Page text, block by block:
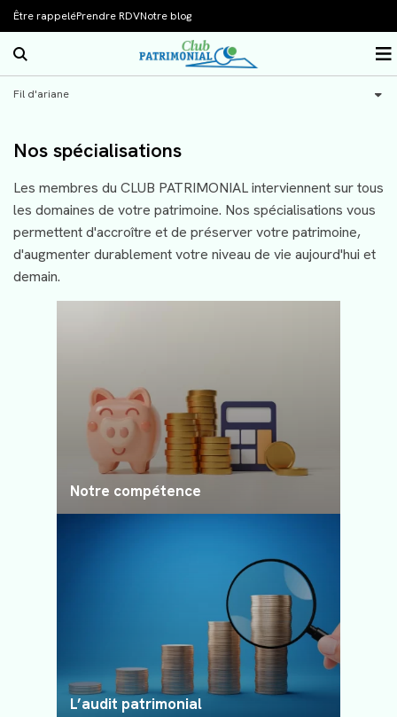
Être rappeléPrendre RDVNotre blog
Accueil
Notre association
Nos membres
L’audit patrimonial
L’ingénierie patrimoniale
Les services aux professionnels
Le service aux particuliers
Vos actus patrimoine
Actualités
Contact
Rechercher sur le site
Fil d'ariane
Nos spécialisations
Les membres du CLUB PATRIMONIAL interviennent sur tous
les domaines de votre patrimoine. Nos spécialisations vous
permettent d'accroître et de préserver votre patrimoine,
d'augmenter durablement votre niveau de vie aujourd'hui et
demain.
Notre compétence
L’audit patrimonial